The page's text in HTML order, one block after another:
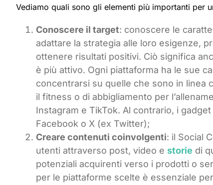
Vediamo quali sono gli elementi più importanti per
Conoscere il target: conoscere le
adattare la strategia alle loro esigenze,
ottenere risultati positivi. Ciò significa
è più attivo. Ogni piattaforma ha le sue
concentrarsi su quelle che sono in linea
il fitness o di abbigliamento per
Instagram e TikTok. Al contrario, i
Facebook o X (ex Twitter);
Creare contenuti coinvolgenti: il Social
utenti attraverso post, video e storie di
potenziali acquirenti verso i prodotti o
per le piattaforme scelte è essenziale